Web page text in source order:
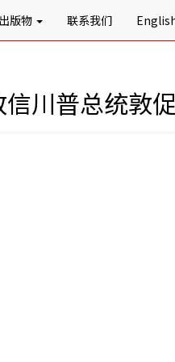
出版物 联系我们
川普总统敦